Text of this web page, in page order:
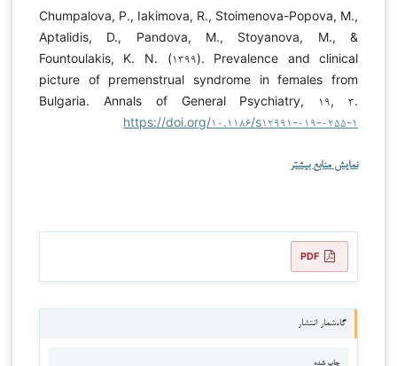
Chumpalova, P., Iakimova, R., Stoimenova-Popova, M.,
Aptalidis, D., Pandova, M., Stoyanova, M., &
Fountoulakis, K. N. (۱۳۹۹). Prevalence and clinical
picture of premenstrual syndrome in females from
Bulgaria. Annals of General Psychiatry, ۱۹, ۳.
https://doi.org/۱۰.۱۱۸۶/s۱۲۹۹۱-۰۱۹-۰۲۵۵-۱
نمایش منابع بیشتر
PDF
گاه‌شمار انتشار
چاپ شده